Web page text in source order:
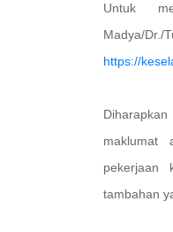
Untuk
Madya/Dr./
https://
maklumat
pekerjaan
tambahan